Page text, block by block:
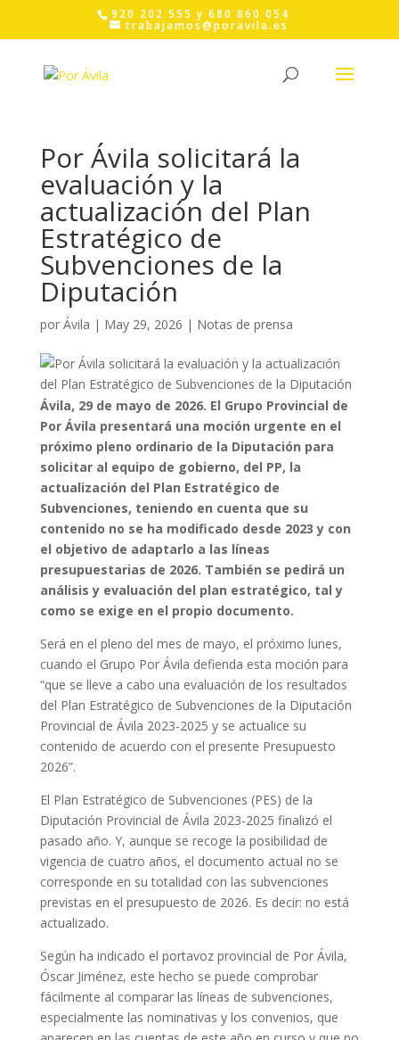
content
920 202 555 y 680 860 054
trabajamos@poravila.es
Por Ávila solicitará la
evaluación y la
actualización del Plan
Estratégico de
Subvenciones de la
Diputación
por Ávila | May 29, 2026 | Notas de prensa
Ávila, 29 de mayo de 2026. El Grupo Provincial de
Por Ávila presentará una moción urgente en el
próximo pleno ordinario de la Diputación para
solicitar al equipo de gobierno, del PP, la
actualización del Plan Estratégico de
Subvenciones, teniendo en cuenta que su
contenido no se ha modificado desde 2023 y con
el objetivo de adaptarlo a las líneas
presupuestarias de 2026. También se pedirá un
análisis y evaluación del plan estratégico, tal y
como se exige en el propio documento.
Será en el pleno del mes de mayo, el próximo lunes,
cuando el Grupo Por Ávila defienda esta moción para
“que se lleve a cabo una evaluación de los resultados
del Plan Estratégico de Subvenciones de la Diputación
Provincial de Ávila 2023-2025 y se actualice su
contenido de acuerdo con el presente Presupuesto
2026”.
El Plan Estratégico de Subvenciones (PES) de la
Diputación Provincial de Ávila 2023-2025 finalizó el
pasado año. Y, aunque se recoge la posibilidad de
vigencia de cuatro años, el documento actual no se
corresponde en su totalidad con las subvenciones
previstas en el presupuesto de 2026. Es decir: no está
actualizado.
Según ha indicado el portavoz provincial de Por Ávila,
Óscar Jiménez, este hecho se puede comprobar
fácilmente al comparar las líneas de subvenciones,
especialmente las nominativas y los convenios, que